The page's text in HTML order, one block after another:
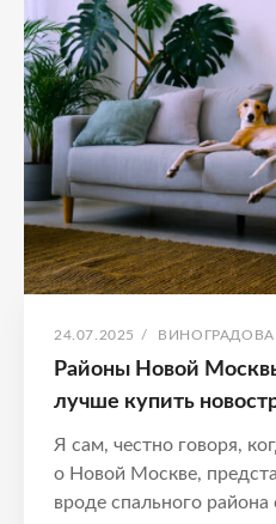
И
ПРОБЛЕМ
ОПУБЛИКОВАНО
24.07.2025 / АВТОР:
ВИНОГРАДОВА
Районы Новой
лучше купить
Я сам, честно говоря,
о Новой Москве,
вроде спального